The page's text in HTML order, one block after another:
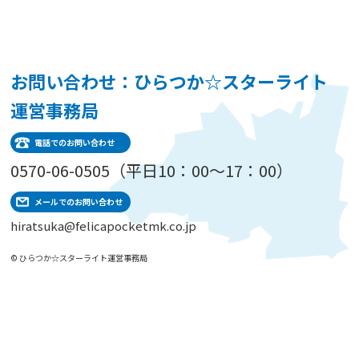
お問い合わせ：ひらつか☆スターライト
運営事務局
電話でのお問い合わせ
0570-06-0505（平日10：00～17：00）
メールでのお問い合わせ
hiratsuka@felicapocketmk.co.jp
© ひらつか☆スターライト運営事務局